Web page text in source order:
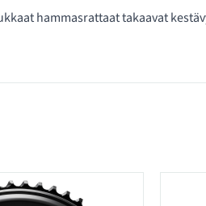
hammasrattaat takaavat